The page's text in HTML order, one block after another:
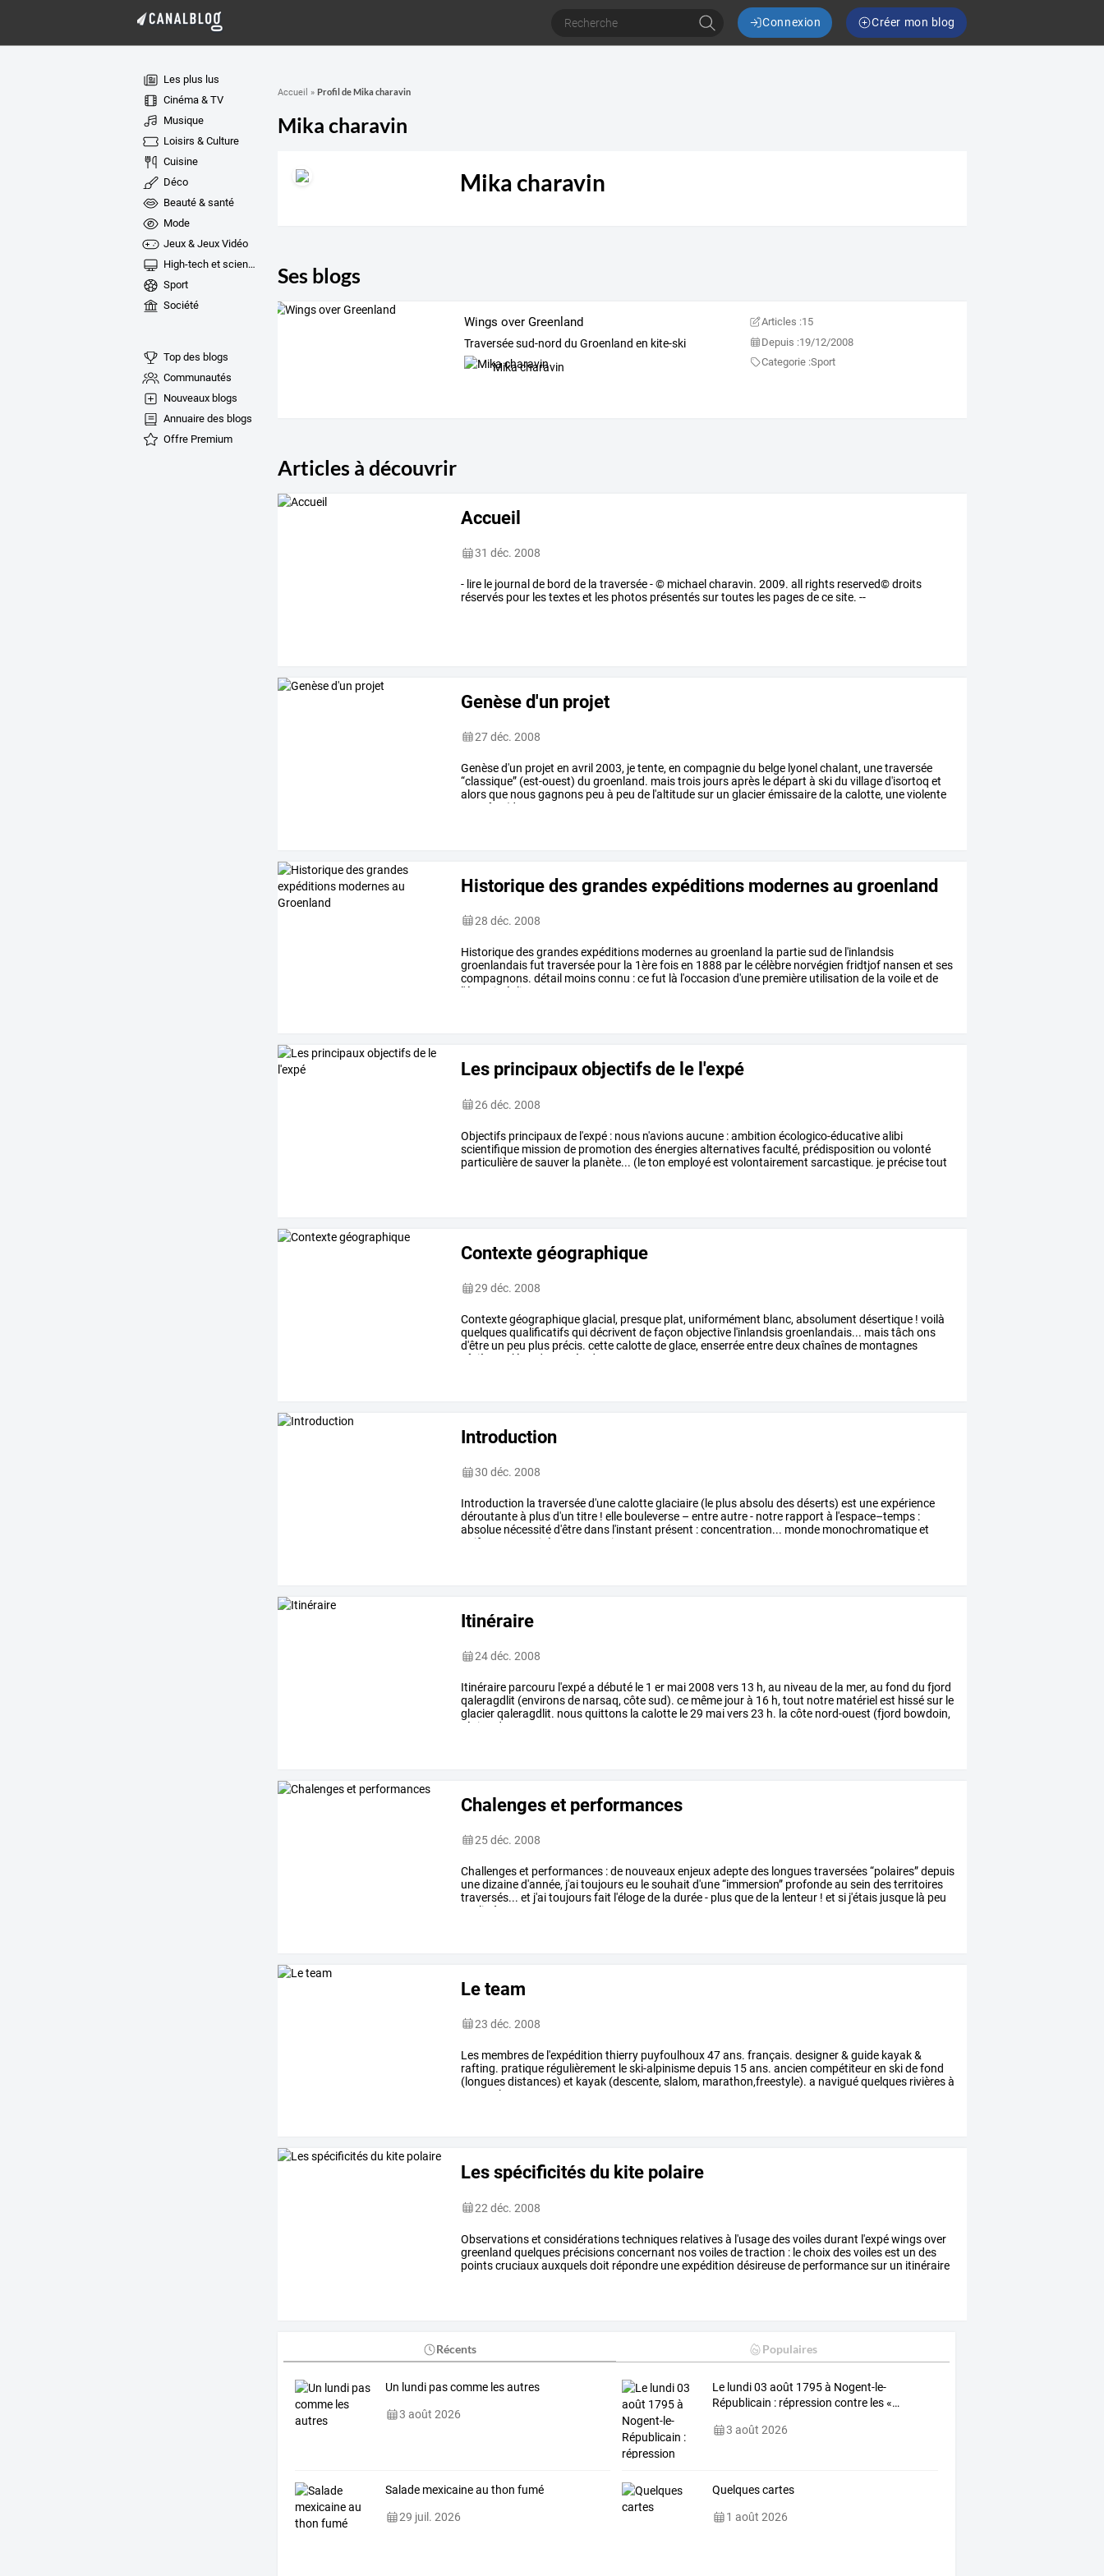
Connexion Créer mon blog
Les plus lus
Cinéma & TV
Musique
Loisirs & Culture
Cuisine
Déco
Beauté & santé
Mode
Jeux & Jeux Vidéo
High-tech et sciences
Sport
Société
Top des blogs
Communautés
Nouveaux blogs
Annuaire des blogs
Offre Premium
Accueil » Profil de Mika charavin
Mika charavin
Mika charavin
Ses blogs
Wings over Greenland
Traversée sud-nord du Groenland en kite-ski
Mika charavin
Articles :15
Depuis :19/12/2008
Categorie :Sport
Articles à découvrir
Accueil
31 déc. 2008
- lire le journal de bord de la traversée - © michael charavin. 2009. all rights reserved© droits
réservés pour les textes et les photos présentés sur toutes les pages de ce site. --
Genèse d'un projet
27 déc. 2008
Genèsed'un projet en avril 2003, jetente, en compagniedu belge lyonel chalant, unetraversée
“classique” (est-ouest) du groenland. maistrois joursaprès ledépart à skidu villaged'isortoq et
alorsque nousgagnons peu à peu de l'altitudesur un glacierémissairede la calotte, uneviolente
tempête
(des
Historique des grandes expéditions modernes au groenland
28 déc. 2008
Historiquedesgrandesexpéditions modernesau groenland la partiesud de l'inlandsis
groenlandaisfut traversée pour la 1èrefoisen 1888 par lecélèbre norvégien fridtjof nansen et ses
compagnons. détail moinsconnu :cefut là l'occasion d'une première utilisation de la voileet de
l'énergie
éolienne
Les principaux objectifs de le l'expé
26 déc. 2008
Objectifs principauxde l'expé : nous n'avionsaucune :ambition écologico-éducativealibi
scientifique mission de promotion desénergiesalternativesfaculté, prédisposition ou volonté
particulièredesauver la planète... (leton employéest volontairement sarcastique. je précisetout
Contexte géographique
29 déc. 2008
Contextegéographiqueglacial, presque plat, uniformément blanc,absolument désertique ! voilà
quelquesqualificatifsquidécrivent defaçon objective l'inlandsisgroenlandais... maistâch ons
d'être un peu plus précis. cettecalottedeglace,enserréeentredeuxchaînesde montagnes
côtières,
s’étend près de
Introduction
30 déc. 2008
Introduction la traverséed'unecalotteglaciaire (le plusabsolu desdéserts) est uneexpérience
déroutanteà plusd'un titre ! elle bouleverse – entreautre- notre rapport à l'espace–temps :
absolue nécessitéd'êtredans l'instant présent :concentration... monde monochromatiqueet
uniforme
vacuité... qui
Itinéraire
24 déc. 2008
Itinéraire parcouru l'expéa débuté le 1 er mai2008 vers 13 h, au niveau de la mer, au fond du fjord
qaleragdlit (environsde narsaq, côtesud). ce même jourà 16 h, tout notre matériel est hissésur le
glacierqaleragdlit. nousquittons la calotte le29 maivers23 h. la côte nord-ouest (fjord bowdoin,
région
de
Chalenges et performances
25 déc. 2008
Challengeset performances :de nouveauxenjeuxadeptedes longuestraversées“polaires”depuis
unedizained'année, j'aitoujourseu lesouhait d'une“immersion” profondeau sein desterritoires
traversés... et j'aitoujoursfait l'élogede la durée- plusquede la lenteur ! et si j'étais jusque là peu
enclin
à
Le team
23 déc. 2008
Les membresde l'expédition thierry puyfoulhoux47ans. français. designer& guide kayak&
rafting. pratique régulièrement leski-alpinismedepuis 15ans. ancien compétiteuren skidefond
(longuesdistances) et kayak (descente, slalom, marathon,freestyle). a naviguéquelques rivièresà
volume:
Les spécificités du kite polaire
22 déc. 2008
Observationset considérationstechniques relativesà l'usagedesvoilesdurant l'expéwingsover
greenland quelques précisionsconcernant nosvoilesdetraction : lechoixdesvoilesest un des
pointscruciauxauxquelsdoit répondre uneexpédition désireusede performancesur un itinéraire
Récents Populaires
Un lundi pas comme les autres
3 août 2026
Le lundi03 août 1795à Nogent-le-
Républicain : répression contre les«…
3 août 2026
Salade mexicaine au thon fumé
29 juil. 2026
Quelques cartes
1 août 2026